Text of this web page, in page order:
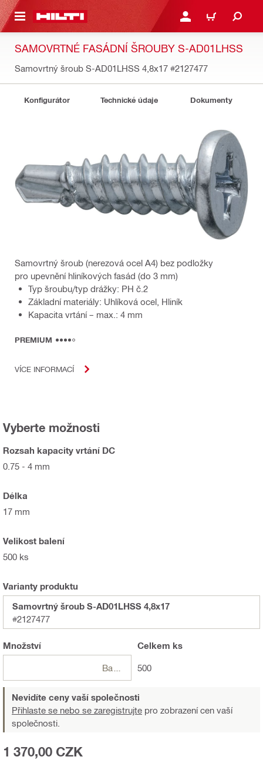
HLAVNÍ OBSAH PŘIHLÁSIT NEBO
KOŠÍK
SAMOVRTNÉ FASÁDNÍ ŠROUBY S-AD01LHSS
Samovrtný šroub S-AD01LHSS 4,8x17 #2127477
Konfigurátor Technické údaje Dokumenty
Samovrtný šroub (nerezová ocel A4) bez podložky
pro upevnění hliníkových fasád (do 3 mm)
Typ šroubu/typ drážky: PH č.2
Základní materiály: Uhlíková ocel, Hliník
Kapacita vrtání – max.: 4 mm
PREMIUM
VÍCE INFORMACÍ
Vyberte možnosti
Rozsah kapacity vrtání DC
0.75 - 4 mm
Délka
17 mm
Velikost balení
500 ks
Varianty produktu
Samovrtný šroub S-AD01LHSS 4,8x17
#2127477
Množství Celkem ks
500
Nevidíte ceny vaší společnosti
Přihlaste se nebo se zaregistrujte pro zobrazení cen vaší
společnosti.
1 370,00 CZK